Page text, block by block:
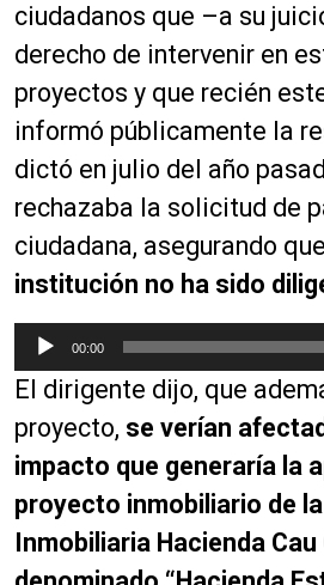
ciudadanos que –a su
derecho de intervenir en
proyectos y que recién
informó públicamente la
dictó en julio del año
rechazaba la solicitud de
ciudadana, asegurando que
institución no ha sido
e
p
r
o
d
u
c
00:00
El dirigente dijo, que
proyecto, se verían
impacto que generaría la
proyecto inmobiliario de
Inmobiliaria Hacienda Cau